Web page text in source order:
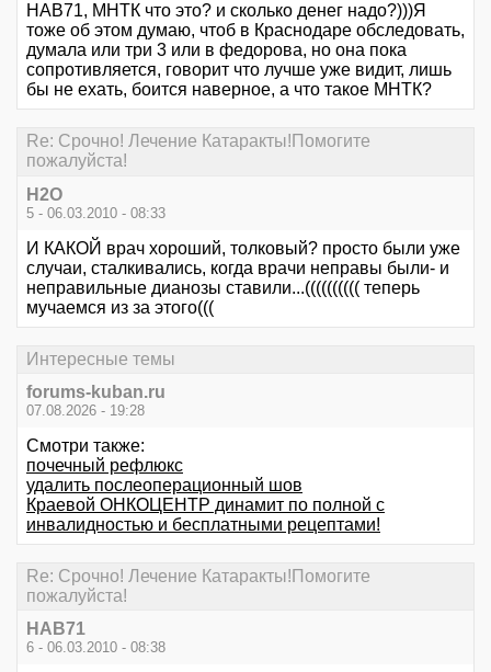
НАВ71, МНТК что это? и сколько денег надо?)))Я
тоже об этом думаю, чтоб в Краснодаре обследовать,
думала или три 3 или в федорова, но она пока
сопротивляется, говорит что лучше уже видит, лишь
бы не ехать, боится наверное, а что такое МНТК?
Re: Срочно! Лечение Катаракты!Помогите
пожалуйста!
Н2О
5 - 06.03.2010 - 08:33
И КАКОЙ врач хороший, толковый? просто были уже
случаи, сталкивались, когда врачи неправы были- и
неправильные дианозы ставили...(((((((((( теперь
мучаемся из за этого(((
Интересные темы
forums-kuban.ru
07.08.2026 - 19:28
Смотри также:
почечный рефлюкс
удалить послеоперационный шов
Краевой ОНКОЦЕНТР динамит по полной с
инвалидностью и бесплатными рецептами!
Re: Срочно! Лечение Катаракты!Помогите
пожалуйста!
НАВ71
6 - 06.03.2010 - 08:38